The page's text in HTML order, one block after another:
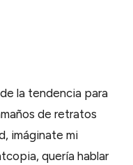
la tendencia para
de retratos
imáginate mi
quería hablar